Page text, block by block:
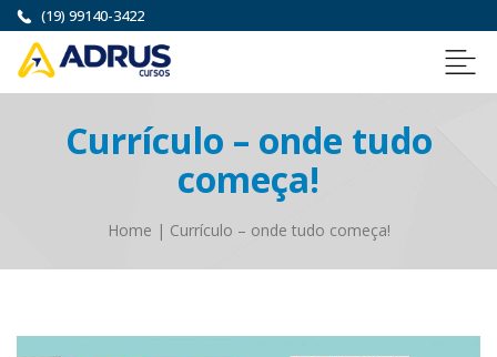
(19) 99140-3422
Currículo – onde tudo
começa!
Home | Currículo – onde tudo começa!